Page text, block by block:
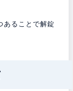
あることで解錠